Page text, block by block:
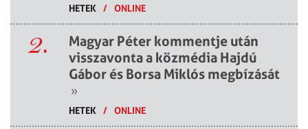
HETEK / ONLINE
2.
Magyar Péter kommentje után
visszavonta a közmédia Hajdú
Gábor és Borsa Miklós megbízását
»
HETEK / ONLINE